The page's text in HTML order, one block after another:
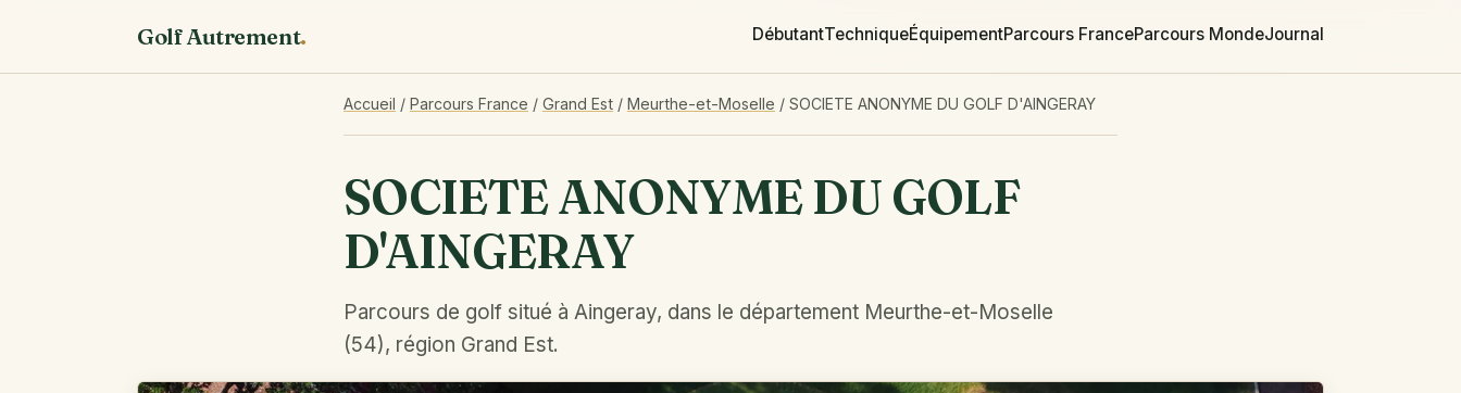
Golf Autrement. DébutantTechniqueÉquipementParcours FranceParcours MondeJournal
Accueil / Parcours France / Grand Est / Meurthe-et-Moselle / SOCIETE ANONYME DU GOLF D'AINGERAY
SOCIETE ANONYME DU GOLF
D'AINGERAY
Parcours de golf situé à Aingeray, dans le département Meurthe-et-Moselle
(54), région Grand Est.